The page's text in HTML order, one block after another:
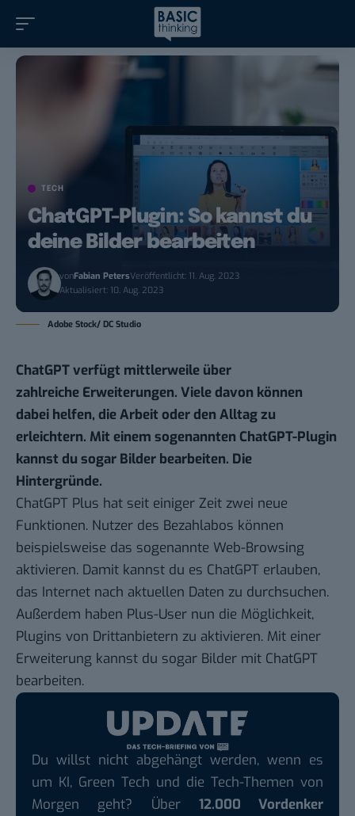
TECH
ChatGPT-Plugin: So kannst du
deine Bilder bearbeiten
vonFabian PetersVeröffentlicht: 11. Aug. 2023
Aktualisiert: 10. Aug. 2023
Adobe Stock/ DC Studio
ChatGPT verfügt mittlerweile über
zahlreiche Erweiterungen. Viele davon können
dabei helfen, die Arbeit oder den Alltag zu
erleichtern. Mit einem sogenannten ChatGPT-Plugin
kannst du sogar Bilder bearbeiten. Die
Hintergründe.
ChatGPT Plus hat seit einiger Zeit zwei neue
Funktionen. Nutzer des Bezahlabos können
beispielsweise das sogenannte Web-Browsing
aktivieren. Damit kannst du es ChatGPT erlauben,
das Internet nach aktuellen Daten zu durchsuchen.
Außerdem haben Plus-User nun die Möglichkeit,
Plugins von Drittanbietern zu aktivieren. Mit einer
Erweiterung kannst du sogar Bilder mit ChatGPT
bearbeiten.
Du willst nicht abgehängt werden, wenn es
um KI, Green Tech und die Tech-Themen von
Morgen geht? Über 12.000 Vordenker